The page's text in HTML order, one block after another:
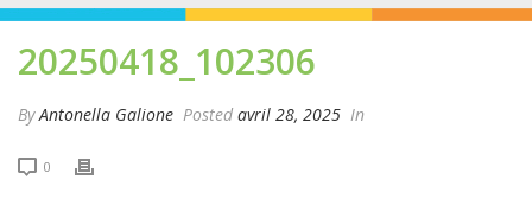
20250418_102306
ByAntonella Galione Posted avril 28, 2025 In
0